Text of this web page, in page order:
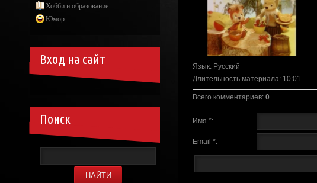
Язык: Русский
Длительность материала: 10:01
Всего комментариев: 0
Имя *:
Email *:
Хобби и образование
Юмор
Вход на сайт
Поиск